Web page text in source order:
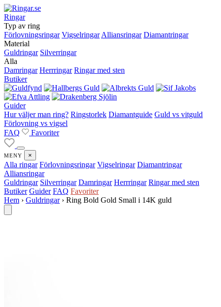
Ringar
Typ av ring
Förlovningsringar Vigselringar Alliansringar Diamantringar
Material
Guldringar Silverringar
Alla
Damringar Herrringar Ringar med sten
Butiker
Guider
Hur väljer man ring? Ringstorlek Diamantguide Guld vs vitguld
Förlovning vs vigsel
FAQ
Favoriter
MENY ×
Alla ringar Förlovningsringar Vigselringar Diamantringar
Alliansringar
Guldringar Silverringar Damringar Herrringar Ringar med sten
Butiker Guider FAQ Favoriter
Hem › Guldringar › Ring Bold Gold Small i 14K guld